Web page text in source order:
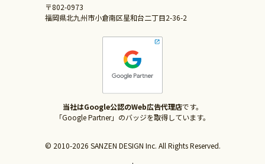
〒802-0973
福岡県北九州市小倉南区星和台二丁目2-36-2
当社はGoogle公認のWeb広告代理店です。
「Google Partner」のバッジを取得しています。
© 2010-2026 SANZEN DESIGN Inc. All Rights Reserved.